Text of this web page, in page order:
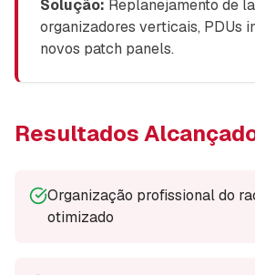
Solução: Replanejamento de
organizadores verticais, PDUs
novos patch panels.
Resultados
Organização profissional do
otimizado